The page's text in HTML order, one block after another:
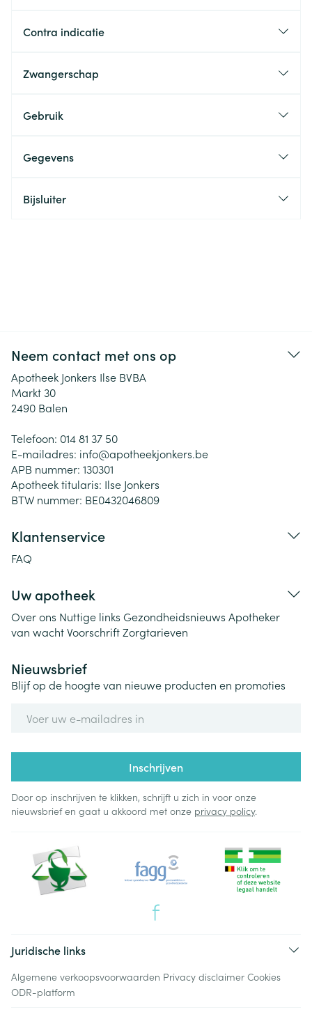
Contra indicatie
Zwangerschap
Gebruik
Gegevens
Bijsluiter
Neem contact met ons op
Apotheek Jonkers Ilse BVBA
Markt 30
2490 Balen
Telefoon: 014 81 37 50
E-mailadres: info@apotheekjonkers.be
APB nummer: 130301
Apotheek titularis: Ilse Jonkers
BTW nummer: BE0432046809
Klantenservice
FAQ
Uw apotheek
Over ons Nuttige links Gezondheidsnieuws Apotheker
van wachtVoorschriftZorgtarieven
Nieuwsbrief
Blijf op de hoogte van nieuwe producten en promoties
Inschrijven
Door op inschrijven te klikken, schrijft u zich in voor onze
nieuwsbrief en gaat u akkoord met onze privacy policy.
Juridische links
Algemene verkoopsvoorwaarden Privacy disclaimer Cookies
ODR-platform